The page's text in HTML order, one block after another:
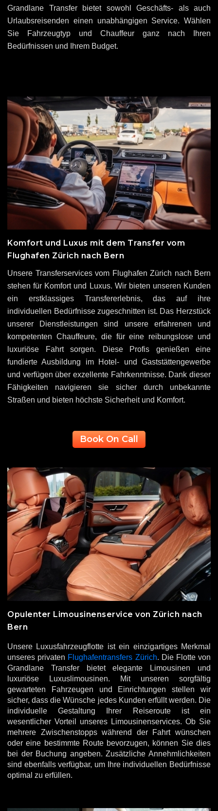
Grandlane Transfer bietet sowohl Geschäfts- als auch
Urlaubsreisenden einen unabhängigen Service. Wählen
Sie Fahrzeugtyp und Chauffeur ganz nach Ihren
Bedürfnissen und Ihrem Budget.
Komfort und Luxus mit dem Transfer vom
Flughafen Zürich nach Bern
Unsere Transferservices vom Flughafen Zürich nach Bern
stehen für Komfort und Luxus. Wir bieten unseren Kunden
ein erstklassiges Transfererlebnis, das auf ihre
individuellen Bedürfnisse zugeschnitten ist. Das Herzstück
unserer Dienstleistungen sind unsere erfahrenen und
kompetenten Chauffeure, die für eine reibungslose und
luxuriöse Fahrt sorgen. Diese Profis genießen eine
fundierte Ausbildung im Hotel- und Gaststättengewerbe
und verfügen über exzellente Fahrkenntnisse. Dank dieser
Fähigkeiten navigieren sie sicher durch unbekannte
Straßen und bieten höchste Sicherheit und Komfort.
Book On Call
Opulenter Limousinenservice von Zürich nach
Bern
Unsere Luxusfahrzeugflotte ist ein einzigartiges Merkmal
unseres privaten Flughafentransfers Zürich. Die Flotte von
Grandlane Transfer bietet elegante Limousinen und
luxuriöse Luxuslimousinen. Mit unseren sorgfältig
gewarteten Fahrzeugen und Einrichtungen stellen wir
sicher, dass die Wünsche jedes Kunden erfüllt werden. Die
individuelle Gestaltung Ihrer Reiseroute ist ein
wesentlicher Vorteil unseres Limousinenservices. Ob Sie
mehrere Zwischenstopps während der Fahrt wünschen
oder eine bestimmte Route bevorzugen, können Sie dies
bei der Buchung angeben. Zusätzliche Annehmlichkeiten
sind ebenfalls verfügbar, um Ihre individuellen Bedürfnisse
optimal zu erfüllen.